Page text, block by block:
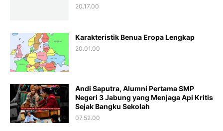
20.17.00
Karakteristik Benua Eropa Lengkap
20.01.00
Andi Saputra, Alumni Pertama SMP
Negeri 3 Jabung yang Menjaga Api Kritis
Sejak Bangku Sekolah
07.52.00